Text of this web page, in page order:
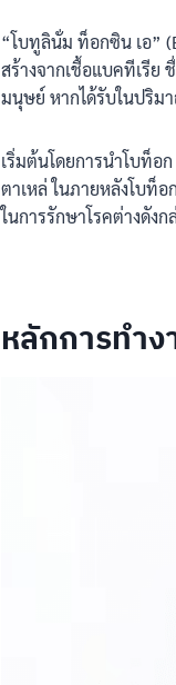
“โบทูลินั่ม ท็อกซิน เอ”
สร้างจากเชื้อแบคทีเรีย
มนุษย์ หากได้รับในปริม
เริ่มต้นโดยการนำโบท็อก
ตาเหล่ ในภายหลังโบท็
ในการรักษาโรคต่างดัง
หลักการทำง